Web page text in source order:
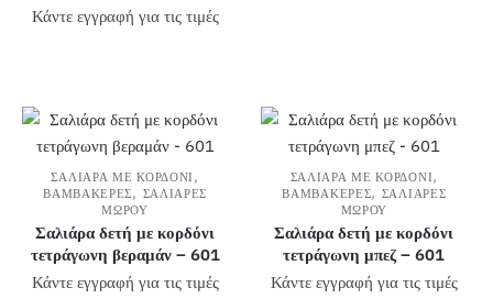
Κάντε εγγραφή για τις τιμές
ΣΑΛΙΆΡΑ ΜΕ ΚΟΡΔΌΝΙ ,
ΒΑΜΒΑΚΕΡΈΣ, ΣΑΛΙΆΡΕΣ
ΜΩΡΟΎ
Σαλιάρα δετή με κορδόνι
τετράγωνη βεραμάν – 601
Κάντε εγγραφή για τις τιμές
ΣΑΛΙΆΡΑ ΜΕ ΚΟΡΔΌΝΙ,
ΒΑΜΒΑΚΕΡΈΣ, ΣΑΛΙΆΡΕΣ
ΜΩΡΟΎ
Σαλιάρα δετή με κορδόνι
τετράγωνη μπεζ – 601
Κάντε εγγραφή για τις τιμές